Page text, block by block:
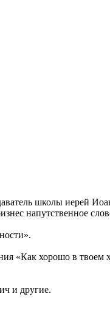
школы иерей
напутственное
«Как хорошо в
и другие.